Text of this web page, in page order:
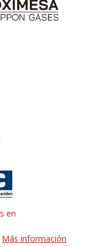
Más información